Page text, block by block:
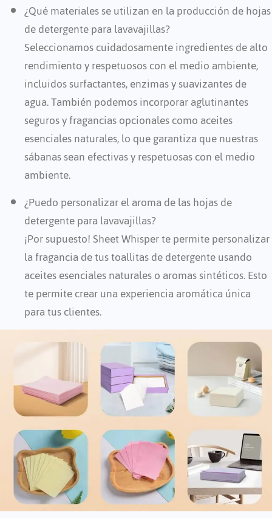
¿Qué materiales se utilizan en la producción de hojas
de detergente para lavavajillas?
Seleccionamos cuidadosamente ingredientes de alto
rendimiento y respetuosos con el medio ambiente,
incluidos surfactantes, enzimas y suavizantes de
agua. También podemos incorporar aglutinantes
seguros y fragancias opcionales como aceites
esenciales naturales, lo que garantiza que nuestras
sábanas sean efectivas y respetuosas con el medio
ambiente.
¿Puedo personalizar el aroma de las hojas de
detergente para lavavajillas?
¡Por supuesto! Sheet Whisper te permite personalizar
la fragancia de tus toallitas de detergente usando
aceites esenciales naturales o aromas sintéticos. Esto
te permite crear una experiencia aromática única
para tus clientes.